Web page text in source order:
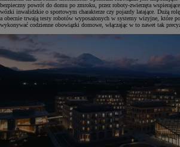
bezpieczny powrót do domu po zmroku, przez roboty-zwierzęta
wózki inwalidzkie o sportowym charakterze czy pojazdy latające. Dużą
a obecnie trwają testy robotów wyposażonych w systemy wizyjne, które
wykonywać codzienne obowiązki domowe, włączając w to nawet tak